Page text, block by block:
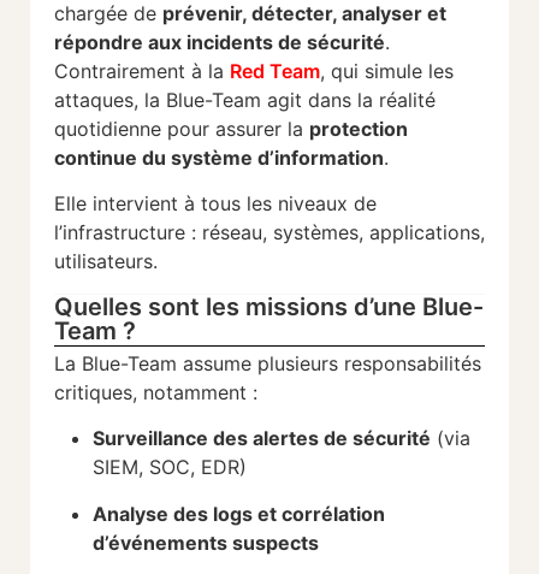
chargée de prévenir, détecter, analyser et
répondre aux incidents de sécurité.
Contrairement à la Red Team, qui simule les
attaques, la Blue-Team agit dans la réalité
quotidienne pour assurer la protection
continue du système d’information.
Elle intervient à tous les niveaux de
l’infrastructure : réseau, systèmes, applications,
utilisateurs.
Quelles sont les missions d’une Blue-
Team ?
La Blue-Team assume plusieurs responsabilités
critiques, notamment :
Surveillance des alertes de sécurité (via
SIEM, SOC, EDR)
Analyse des logs et corrélation
d’événements suspects